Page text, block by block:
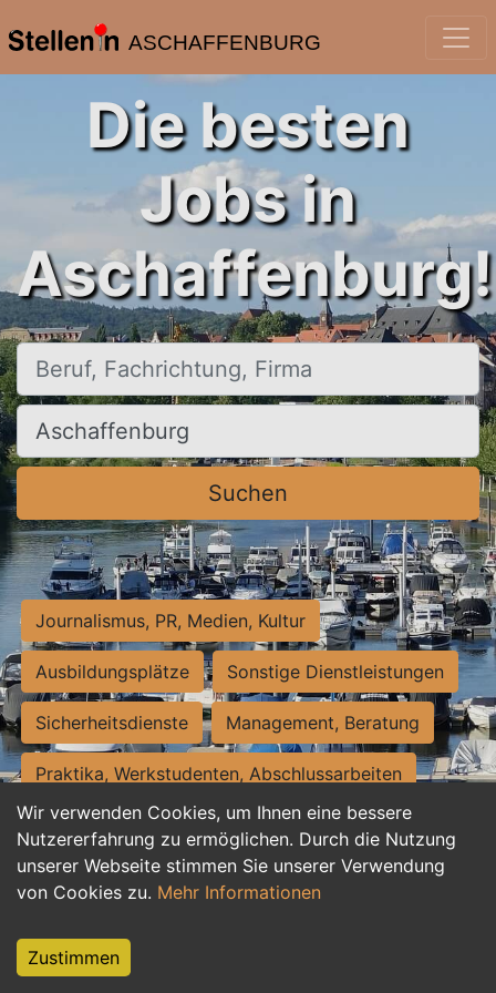
ASCHAFFENBURG
Wir verwenden Cookies, um Ihnen eine bessere
Nutzererfahrung zu ermöglichen. Durch die Nutzung
unserer Webseite stimmen Sie unserer Verwendung
von Cookies zu. Mehr Informationen
Zustimmen
Die besten
Jobs in
Aschaffenburg!
Beruf, Fachrichtung, Firma
Ort, Stadt
Suchen
Journalismus, PR, Medien, Kultur
Ausbildungsplätze Sonstige Dienstleistungen
Sicherheitsdienste Management, Beratung
Praktika, Werkstudenten, Abschlussarbeiten
Personalwesen Assistenz, Sekretariat
Hilfskräfte, Aushilfs- und Nebenjobs
Weiterbildung, Studium, duale Ausbildung